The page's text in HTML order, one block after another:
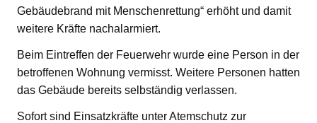
Gebäudebrand mit Menschenrettung“ erhöht und damit
weitere Kräfte nachalarmiert.
Beim Eintreffen der Feuerwehr wurde eine Person in der
betroffenen Wohnung vermisst. Weitere Personen hatten
das Gebäude bereits selbständig verlassen.
Sofort sind Einsatzkräfte unter Atemschutz zur